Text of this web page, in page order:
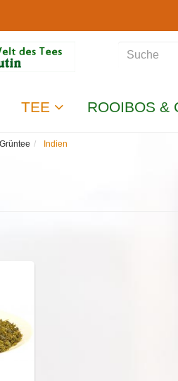
TEE ROOIBOS &
Indien